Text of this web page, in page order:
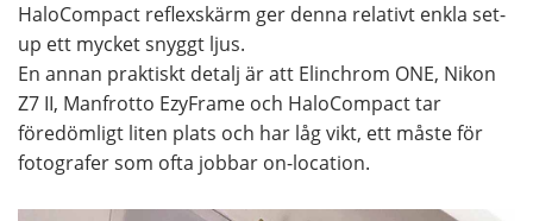
HaloCompact reflexskärm ger denna relativt enkla set-
up ett mycket snyggt ljus.
En annan praktiskt detalj är att Elinchrom ONE, Nikon
Z7 II, Manfrotto EzyFrame och HaloCompact tar
föredömligt liten plats och har låg vikt, ett måste för
fotografer som ofta jobbar on-location.